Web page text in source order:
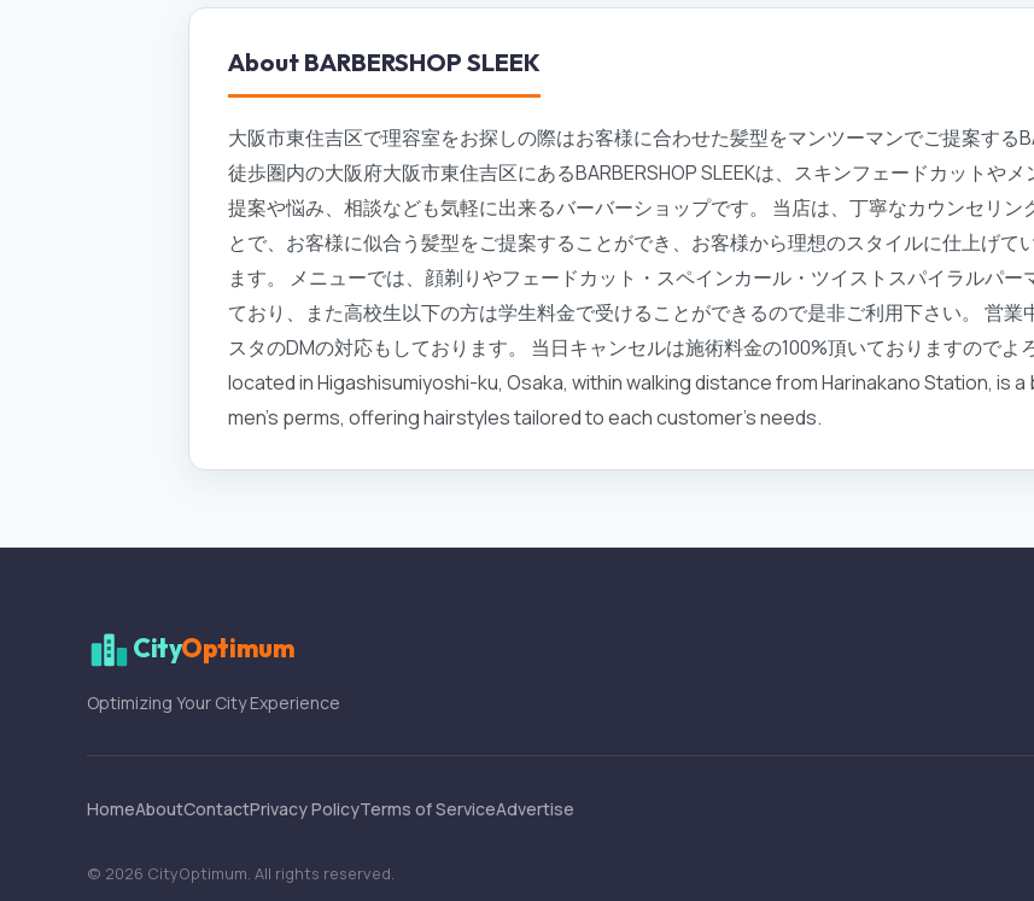
About BARBERSHOP SLEEK
大阪市東住吉区で理容室をお探しの際はお客様に合わせた髪型をマンツーマンでご提案する
徒歩圏内の大阪府大阪市東住吉区にあるBARBERSHOP SLEEKは、スキンフェードカットや
提案や悩み、相談なども気軽に出来るバーバーショップです。 当店は、丁寧なカウンセリ
とで、お客様に似合う髪型をご提案することができ、お客様から理想のスタイルに仕上げて
ます。 メニューでは、顔剃りやフェードカット・スペインカール・ツイストスパイラルパ
ており、また高校生以下の方は学生料金で受けることができるので是非ご利用下さい。 営
スタのDMの対応もしております。 当日キャンセルは施術料金の100%頂いておりますのでよ
located in Higashisumiyoshi-ku, Osaka, within walking distance from Harinakano Station, is
men's perms, offering hairstyles tailored to each customer's needs.
CityOptimum
Optimizing Your City Experience
HomeAboutContactPrivacy PolicyTerms of ServiceAdvertise
© 2026 CityOptimum. All rights reserved.